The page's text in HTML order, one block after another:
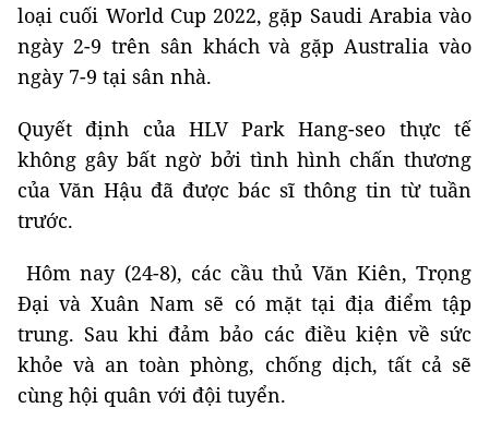
loại cuối World Cup 2022, gặp Saudi Arabia vào
ngày 2-9 trên sân khách và gặp Australia vào
ngày 7-9 tại sân nhà.
Quyết định của HLV Park Hang-seo thực tế
không gây bất ngờ bởi tình hình chấn thương
của Văn Hậu đã được bác sĩ thông tin từ tuần
trước.
Hôm nay (24-8), các cầu thủ Văn Kiên, Trọng
Đại và Xuân Nam sẽ có mặt tại địa điểm tập
trung. Sau khi đảm bảo các điều kiện về sức
khỏe và an toàn phòng, chống dịch, tất cả sẽ
cùng hội quân với đội tuyển.